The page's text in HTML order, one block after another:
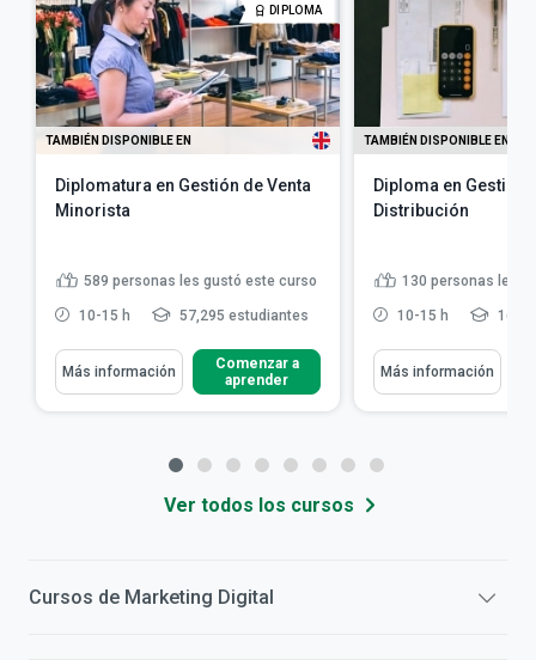
DIPLOMA
TAMBIÉN DISPONIBLE EN
Diplomatura en Gestión de Venta
Minorista
589 personas les gustó este curso
10-15 h 57,295 estudiantes
Más información
Comenzar a
aprender
TAMBIÉN DISPONIBLE EN
Diploma en Gestión
Distribución
130 personas les
10-15 h
Más información
Ver todos los cursos
Cursos de Marketing Digital